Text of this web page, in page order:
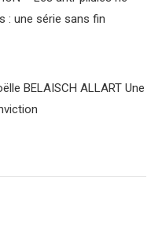
: une série sans fin
BELAISCH ALLART Une